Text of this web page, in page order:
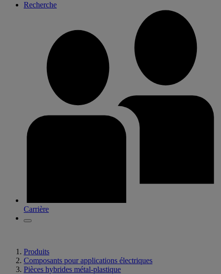
Recherche
Carrière
Produits
Composants pour applications électriques
Pièces hybrides métal-plastique